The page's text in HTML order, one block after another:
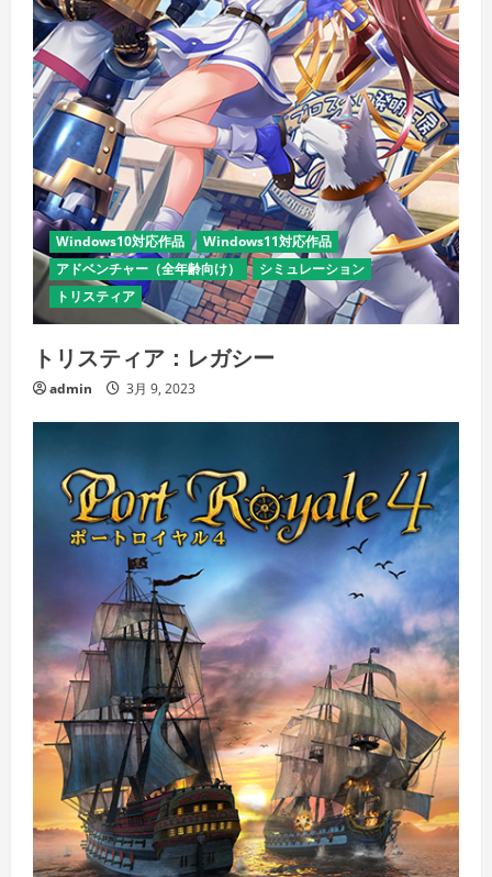
Windows10対応作品
Windows11対応作品
アドベンチャー（全年齢向け）
シミュレーション
トリスティア
トリスティア：レガシー
admin 3月 9, 2023